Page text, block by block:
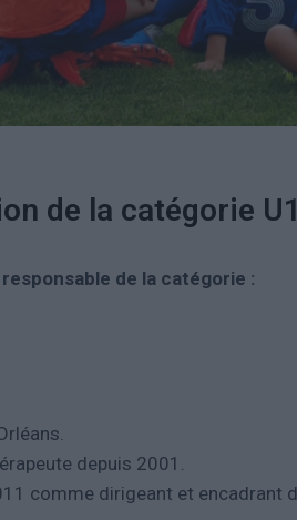
de la catégorie
de la catégorie :
depuis 2001.
comme dirigeant et encadrant